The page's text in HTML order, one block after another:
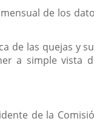
de los
de las quejas y
a simple vista
de la